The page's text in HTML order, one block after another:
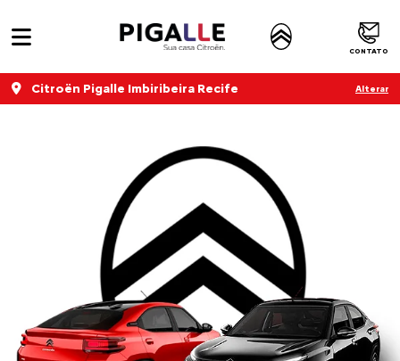
CONTATO
Citroën Pigalle Imbiribeira Recife Alterar